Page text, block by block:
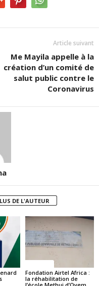
Article suivant
Me Mayila appelle à la
création d’un comité de
salut public contre le
Coronavirus
DE L'AUTEUR
Fondation Airtel Africa :
la réhabilitation de